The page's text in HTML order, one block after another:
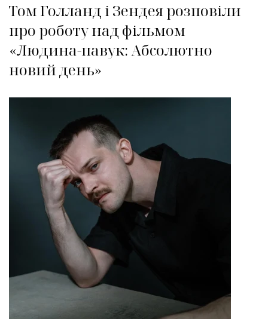
Том Голланд і Зендея розповіли
про роботу над фільмом
«Людина-павук: Абсолютно
новий день»